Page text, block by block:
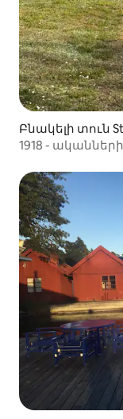
Բնակելի տուն
1918 -